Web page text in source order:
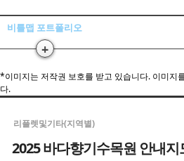
비틀맵 포트폴리오
+
*이미지는 저작권 보호를 받고 있습니다. 이미지
다.
리플렛및기타(지역별)
2025 바다향기수목원 안내지
Sketchbook5, 스